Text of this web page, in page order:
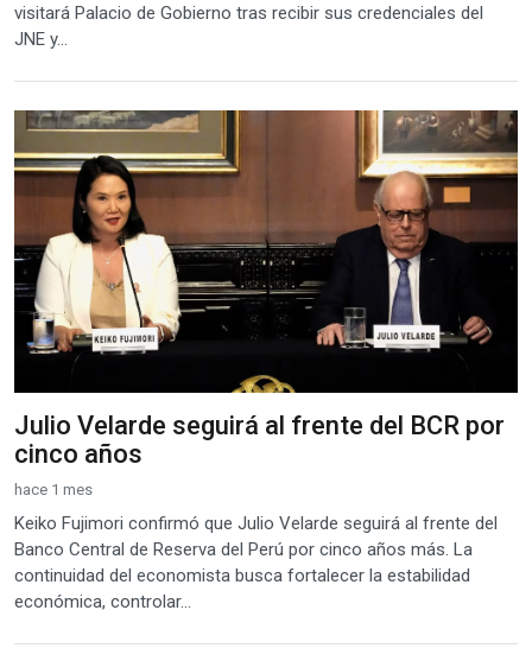
visitará Palacio de Gobierno tras recibir sus credenciales del
JNE y...
Julio Velarde seguirá al frente del BCR por
cinco años
hace 1 mes
Keiko Fujimori confirmó que Julio Velarde seguirá al frente del
Banco Central de Reserva del Perú por cinco años más. La
continuidad del economista busca fortalecer la estabilidad
económica, controlar...